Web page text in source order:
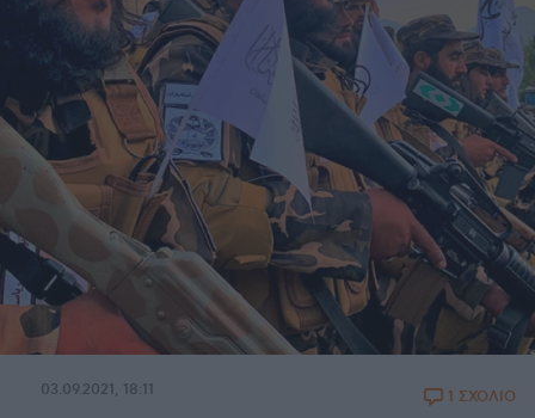
03.09.2021, 18:11 1 ΣΧΟΛΙΟ